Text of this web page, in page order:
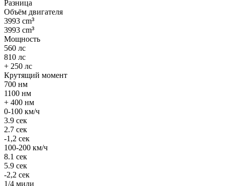
Разница
Объём двигателя
3993 cm³
3993 cm³
Мощность
560 лс
810 лс
+ 250 лс
Крутящий момент
700 нм
1100 нм
+ 400 нм
0-100 км/ч
3.9 сек
2.7 сек
-1,2 сек
100-200 км/ч
8.1 сек
5.9 сек
-2,2 сек
1/4 мили